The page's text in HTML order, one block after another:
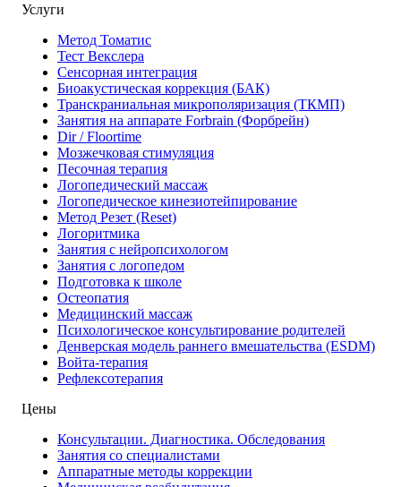
Услуги
Метод Томатис
Тест Векслера
Сенсорная интеграция
Биоакустическая коррекция (БАК)
Транскраниальная микрополяризация (ТКМП)
Занятия на аппарате Forbrain (Форбрейн)
Dir / Floortime
Мозжечковая стимуляция
Песочная терапия
Логопедический массаж
Логопедическое кинезиотейпирование
Метод Резет (Reset)
Логоритмика
Занятия с нейропсихологом
Занятия с логопедом
Подготовка к школе
Остеопатия
Медицинский массаж
Психологическое консультирование родителей
Денверская модель раннего вмешательства (ESDM)
Войта-терапия
Рефлексотерапия
Цены
Консультации. Диагностика. Обследования
Занятия со специалистами
Аппаратные методы коррекции